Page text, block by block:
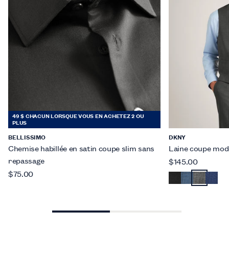
49 $ CHACUN LORSQUE VOUS EN ACHETEZ 2 OU
PLUS
BELLISSIMO
Chemise habillée en satin coupe slim sans
repassage
$75.00
DKNY
Laine coupe
$145.00